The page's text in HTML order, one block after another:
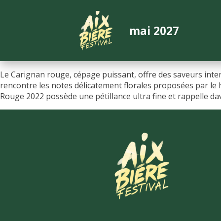
mai 2027
Le Carignan rouge, cépage puissant, offre des saveurs
rencontre les notes délicatement florales proposées par le
Rouge 2022 possède une pétillance ultra fine et rappelle